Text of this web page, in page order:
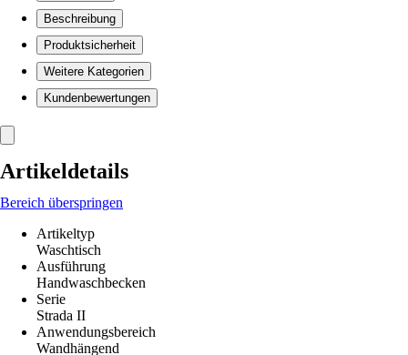
Beschreibung
Produktsicherheit
Weitere Kategorien
Kundenbewertungen
Artikeldetails
Bereich überspringen
Artikeltyp
Waschtisch
Ausführung
Handwaschbecken
Serie
Strada II
Anwendungsbereich
Wandhängend